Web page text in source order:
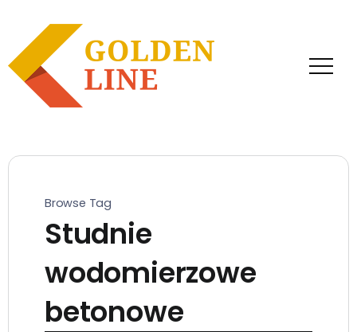
Browse Tag
Studnie
wodomierzowe
betonowe